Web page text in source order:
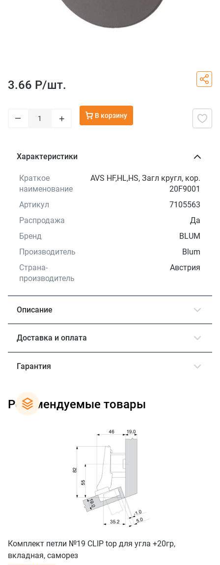
3.66 Р/шт.
– + В корзину
Характеристики
Краткое
наименование
AVS HF,HL,HS, Загл кругл, кор.
20F9001
Артикул
7105563
Распродажа
Да
Бренд
BLUM
Производитель
Blum
Страна-
производитель
Австрия
Описание
Доставка и оплата
Гарантия
Рекомендуемые товары
Комплект петли №19 CLIP top для угла +20гр,
вкладная, саморез